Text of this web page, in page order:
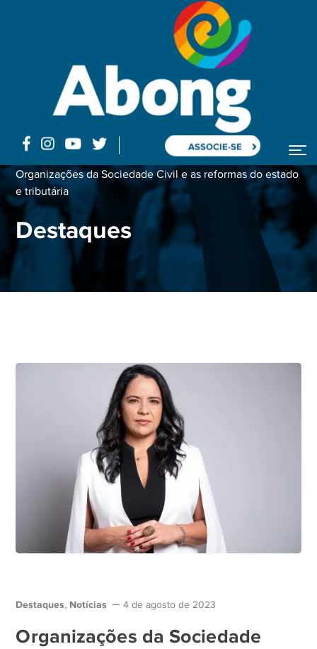
ASSOCIE-SE
Organizações da Sociedade Civil e as reformas do estado
e tributária
Destaques
Destaques, Notícias 4 de agosto de 2023
Organizações da Sociedade